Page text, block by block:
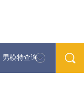
男模特查询最新男模娱乐资